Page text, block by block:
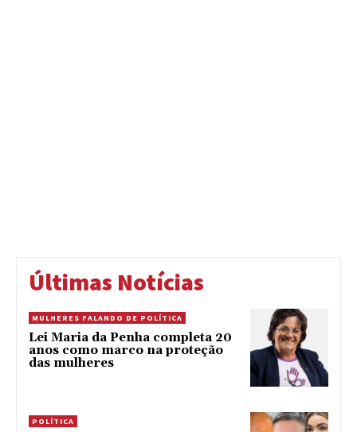
Últimas Notícias
MULHERES FALANDO DE POLÍTICA
Lei Maria da Penha completa 20
anos como marco na proteção
das mulheres
POLÍTICA